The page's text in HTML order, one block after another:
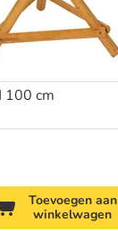
100 cm
Toevoegen aan
winkelwagen